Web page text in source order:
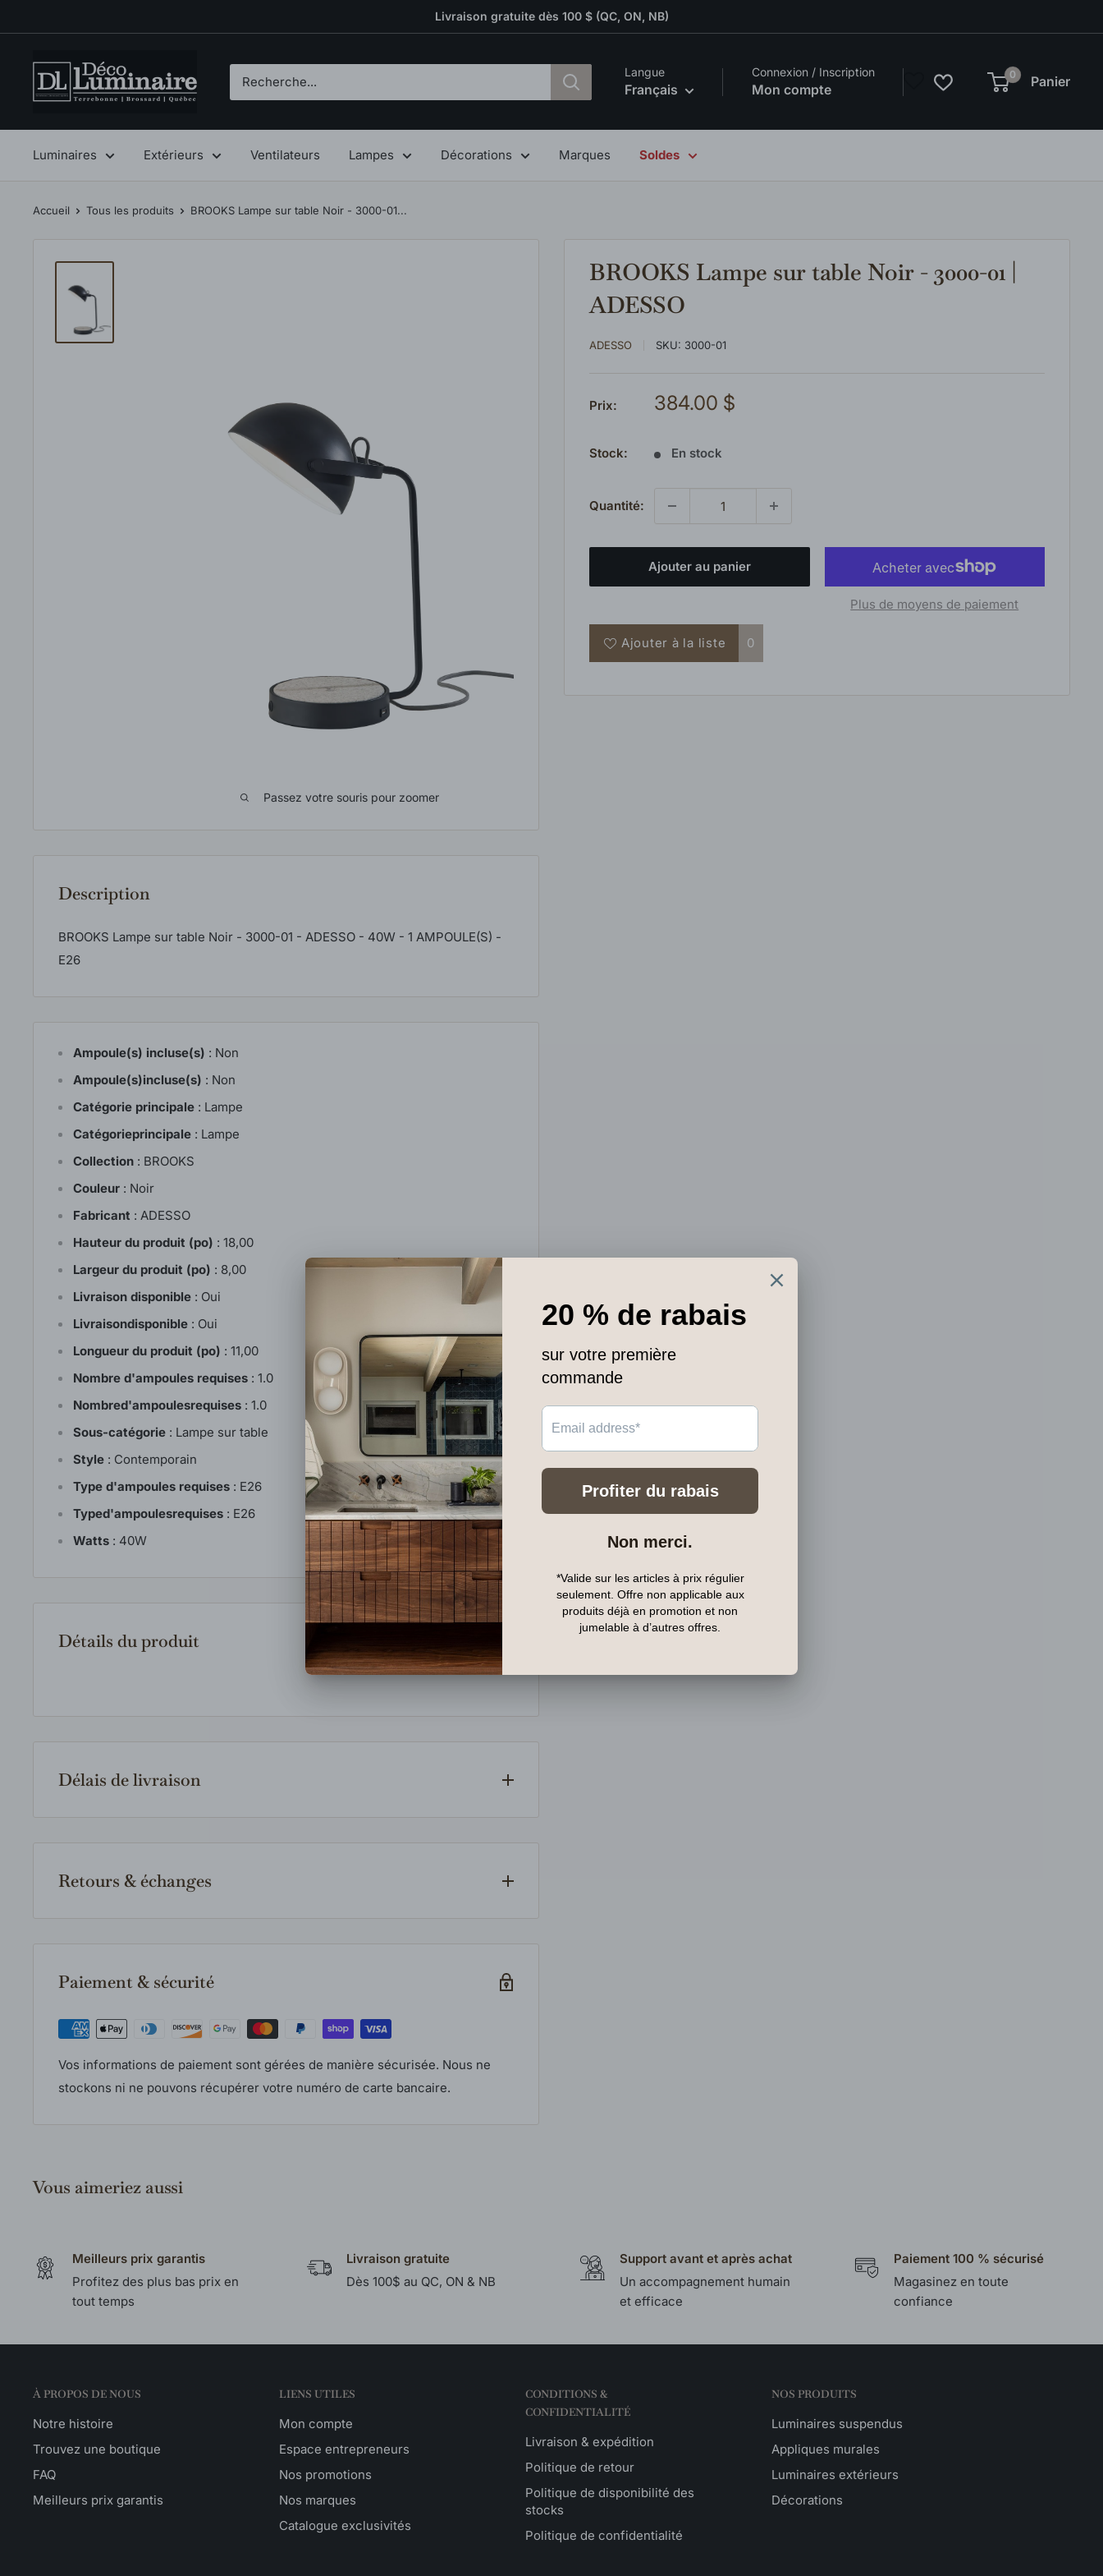
au
Livraison gratuite dès 100 $ (QC, ON, NB)
Déco
Luminaire
Langue
Français
Connexion / Inscription
Mon compte
0 Panier
Luminaires Extérieurs Ventilateurs Lampes Décorations Marques Soldes
Accueil Tous les produits BROOKS Lampe sur table Noir - 3000-01...
Passez votre souris pour zoomer
BROOKS Lampe sur table Noir - 3000-01 |
ADESSO
ADESSO SKU: 3000-01
Prix:
Prix
384.00 $
Stock: En stock
Quantité:
Ajouter au panier
Plus de moyens de paiement
Ajouter à la liste 0
Description
BROOKS Lampe sur table Noir - 3000-01 - ADESSO - 40W - 1 AMPOULE(S) -
E26
Ampoule(s) incluse(s) : Non
Ampoule(s)incluse(s) : Non
Catégorie principale : Lampe
Catégorieprincipale : Lampe
Collection : BROOKS
Couleur : Noir
Fabricant : ADESSO
Hauteur du produit (po) : 18,00
Largeur du produit (po) : 8,00
Livraison disponible : Oui
Livraisondisponible : Oui
Longueur du produit (po) : 11,00
Nombre d'ampoules requises : 1.0
Nombred'ampoulesrequises : 1.0
Sous-catégorie : Lampe sur table
Style : Contemporain
Type d'ampoules requises : E26
Typed'ampoulesrequises : E26
Watts : 40W
Détails du produit
Délais de livraison
article est indisponible en magasin, nous le commandons auprès du
votre commande.
Retours & échanges
produits doivent être neufs, inutilisés et dans leur emballage d’origine.
Paiement & sécurité
Vos informations de paiement sont gérées de manière sécurisée. Nous ne
stockons ni ne pouvons récupérer votre numéro de carte bancaire.
Vous aimeriez aussi
Meilleurs prix garantis
Profitez des plus bas prix en
tout temps
Livraison gratuite
Dès 100$ au QC, ON & NB
Support avant et après achat
Un accompagnement humain
et efficace
Paiement 100 % sécurisé
Magasinez en toute
confiance
À PROPOS DE NOUS
Notre histoire
Trouvez une boutique
FAQ
Meilleurs prix garantis
LIENS UTILES
Mon compte
Espace entrepreneurs
Nos promotions
Nos marques
Catalogue exclusivités
CONDITIONS &
CONFIDENTIALITÉ
Livraison & expédition
Politique de retour
Politique de disponibilité des
stocks
Politique de confidentialité
NOS PRODUITS
Luminaires suspendus
Appliques murales
Luminaires extérieurs
Décorations